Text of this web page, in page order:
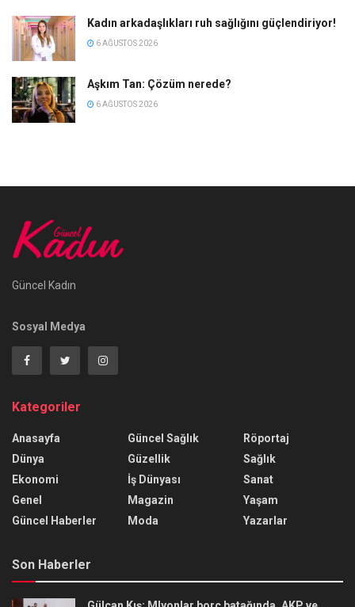
Kadın arkadaşlıkları ruh sağlığını güçlendiriyor!
6 AĞUSTOS 2026
Aşkım Tan: Çözüm nerede?
6 AĞUSTOS 2026
Güncel Kadın
Sosyal Medya
Kategoriler
Anasayfa
Dünya
Ekonomi
Genel
Güncel Haberler
Güncel Sağlık
Güzellik
İş Dünyası
Magazin
Moda
Röportaj
Sağlık
Sanat
Yaşam
Yazarlar
Son Haberler